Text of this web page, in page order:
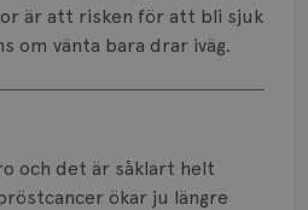
är att risken för att bli sjuk
om vänta bara drar iväg.
och det är såklart helt
ökar ju längre